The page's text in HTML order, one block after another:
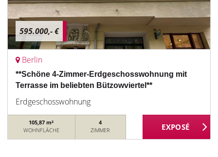
595.000,- €
Berlin
**Schöne 4-Zimmer-Erdgeschosswohnung mit
Terrasse im beliebten Bützowviertel**
Erdgeschosswohnung
105,87 m²
WOHNFLÄCHE
4
ZIMMER